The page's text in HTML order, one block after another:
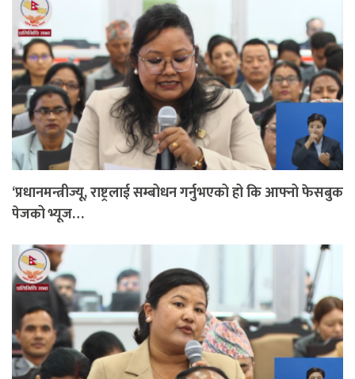
‘प्रधानमन्त्रीज्यू, राष्ट्रलाई सम्बोधन गर्नुभएको हो कि आफ्नो फेसबुक
पेजको भ्यूज…